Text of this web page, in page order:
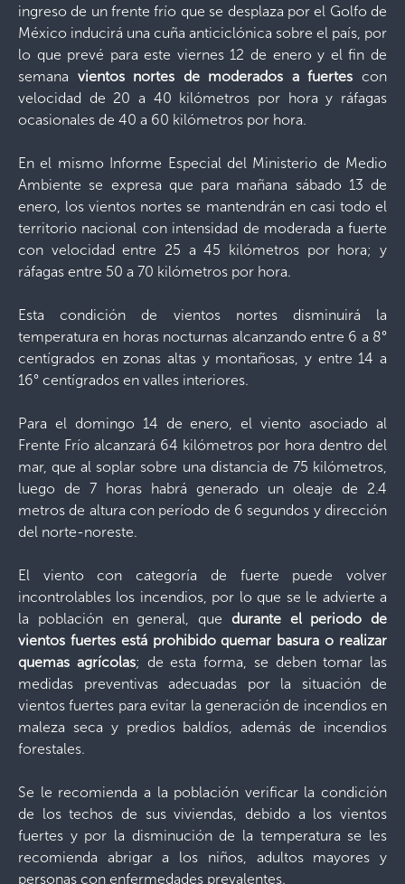
ingreso de un frente frío que se desplaza por el Golfo de
México inducirá una cuña anticiclónica sobre el país, por
lo que prevé para este viernes 12 de enero y el fin de
semana vientos nortes de moderados a fuertes con
velocidad de 20 a 40 kilómetros por hora y ráfagas
ocasionales de 40 a 60 kilómetros por hora.
En el mismo Informe Especial del Ministerio de Medio
Ambiente se expresa que para mañana sábado 13 de
enero, los vientos nortes se mantendrán en casi todo el
territorio nacional con intensidad de moderada a fuerte
con velocidad entre 25 a 45 kilómetros por hora; y
ráfagas entre 50 a 70 kilómetros por hora.
Esta condición de vientos nortes disminuirá la
temperatura en horas nocturnas alcanzando entre 6 a 8°
centígrados en zonas altas y montañosas, y entre 14 a
16° centígrados en valles interiores.
Para el domingo 14 de enero, el viento asociado al
Frente Frío alcanzará 64 kilómetros por hora dentro del
mar, que al soplar sobre una distancia de 75 kilómetros,
luego de 7 horas habrá generado un oleaje de 2.4
metros de altura con período de 6 segundos y dirección
del norte-noreste.
El viento con categoría de fuerte puede volver
incontrolables los incendios, por lo que se le advierte a
la población en general, que durante el periodo de
vientos fuertes está prohibido quemar basura o realizar
quemas agrícolas; de esta forma, se deben tomar las
medidas preventivas adecuadas por la situación de
vientos fuertes para evitar la generación de incendios en
maleza seca y predios baldíos, además de incendios
forestales.
Se le recomienda a la población verificar la condición
de los techos de sus viviendas, debido a los vientos
fuertes y por la disminución de la temperatura se les
recomienda abrigar a los niños, adultos mayores y
personas con enfermedades prevalentes.